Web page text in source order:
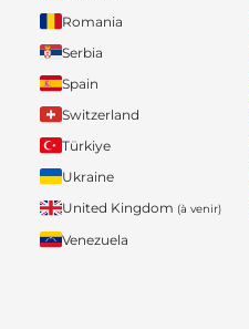
Romania
Serbia
Spain
Switzerland
Türkiye
Ukraine
United Kingdom (à venir)
Venezuela